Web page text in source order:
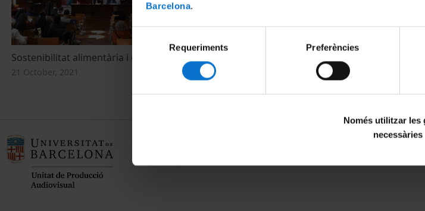
Barcelona.
de
consentiment
Requeriments Preferències
Només utilitzar les
necessàries
Sostenibilitat alimentària i equitat
21 October, 2021
MENÚ PEU 1
Legal notice